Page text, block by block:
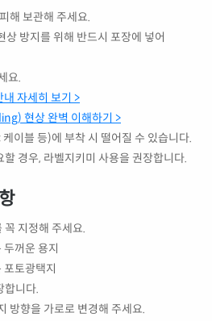
해 보관해 주세요.
방지를 위해 반드시 포장에 넣어
요.
자세히 보기 >
현상 완벽 이해하기 >
이블 등)에 부착 시 떨어질 수 있습니다.
경우, 라벨지키미 사용을 권장합니다.
꼭 지정해 주세요.
꺼운 용지
토광택지
합니다.
방향을 가로로 변경해 주세요.